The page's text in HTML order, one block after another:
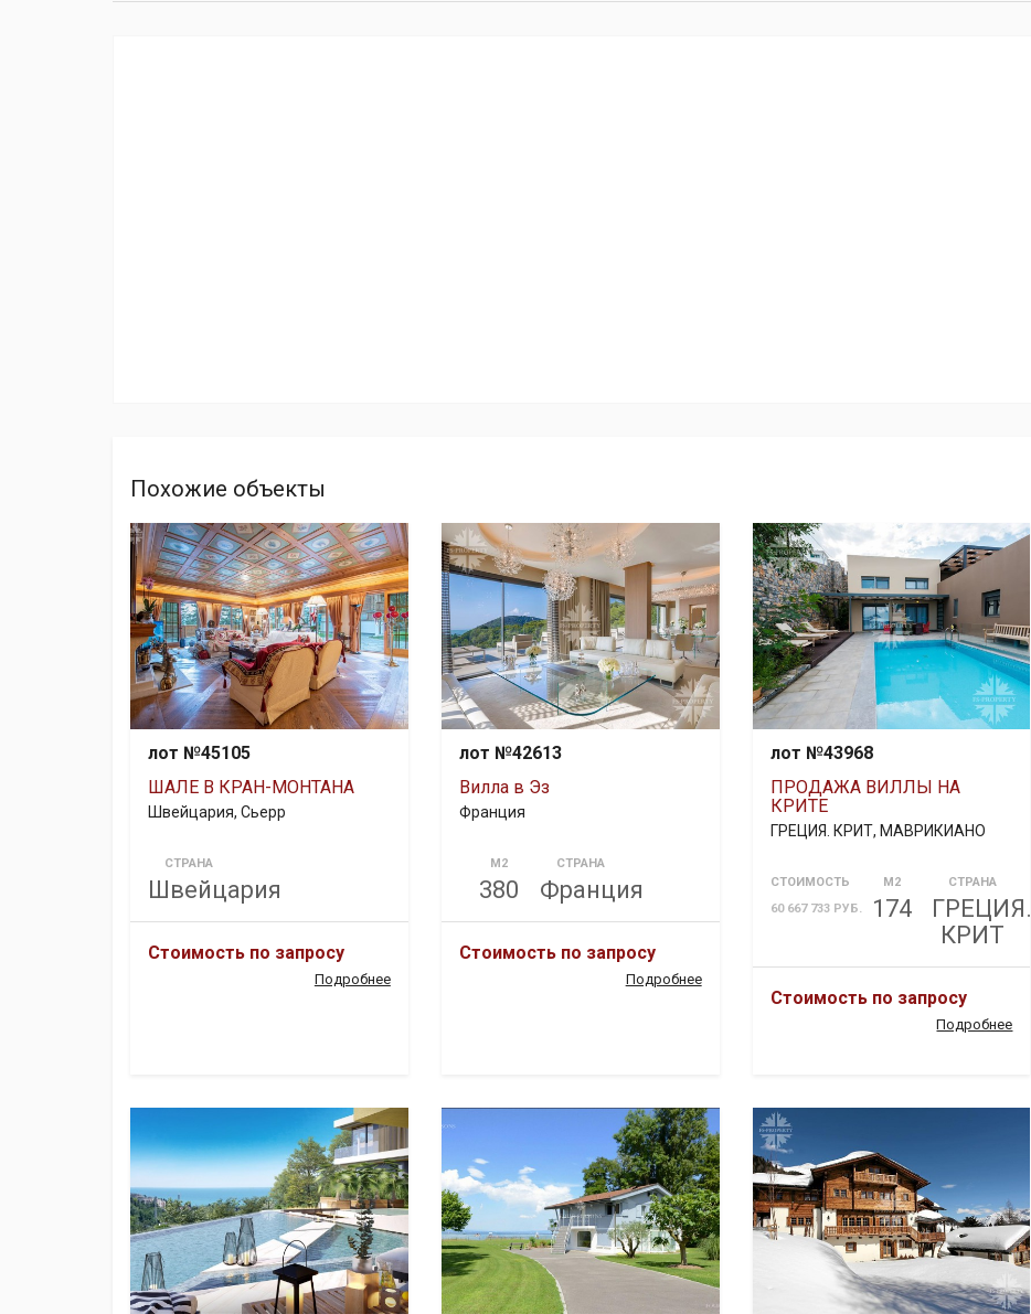
Похожие объекты
лот №45105
ШАЛЕ В КРАН-МОНТАНА
Швейцария, Сьерр
СТРАНА
Швейцария
Стоимость по запросу
Подробнее
лот №42613
Вилла в Эз
Франция
М2
380
СТРАНА
Франция
Стоимость по запросу
Подробнее
лот №43968
ПРОДАЖА ВИЛЛЫ НА
КРИТЕ
ГРЕЦИЯ. КРИТ, МАВРИКИАНО
СТОИМОСТЬ
60 667 733 РУБ.
М2
174
СТРАНА
ГРЕЦИЯ.
КРИТ
Стоимость по запросу
Подробнее